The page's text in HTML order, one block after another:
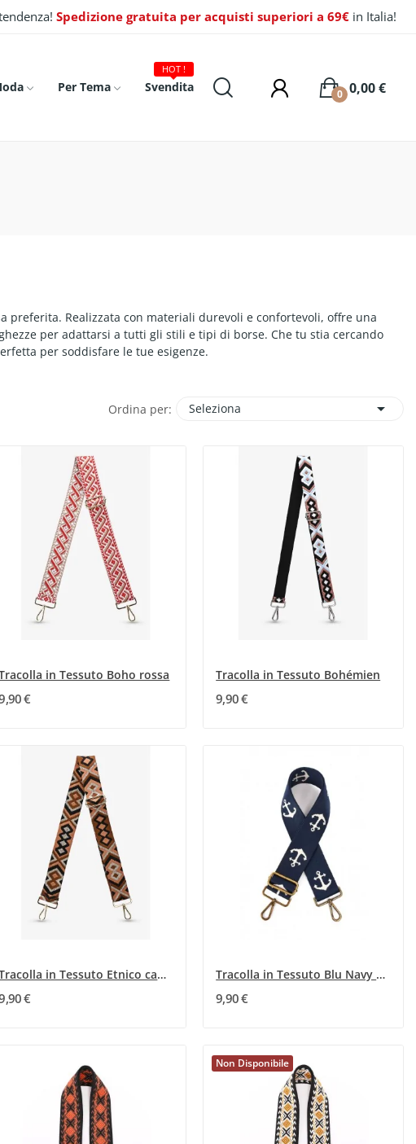
Spedizione gratuita per acquisti superiori a 69€ in Italia!
Per Tema Svendita
HOT !
0,00 €
0
preferita. Realizzata con materiali durevoli e confortevoli, offre una
per adattarsi a tutti gli stili e tipi di borse. Che tu stia cercando
per soddisfare le tue esigenze.
Ordina per: Seleziona 
in Tessuto Boho rossa
€
Tracolla in Tessuto Bohémien
9,90 €
Tracolla in Tessuto Etnico cammello e marrone
€
Tracolla in Tessuto Blu Navy con Ancora
9,90 €
Non Disponibile